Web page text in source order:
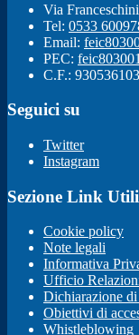
Via
Tel: 0533
Email:
PEC:
C.F.:
Seguici su
Twitter
Instagram
Sezione Link Utili
Cookie policy
Note legali
Informativa
Ufficio
Dichiarazione
Obiettivi di
Whistleblowing